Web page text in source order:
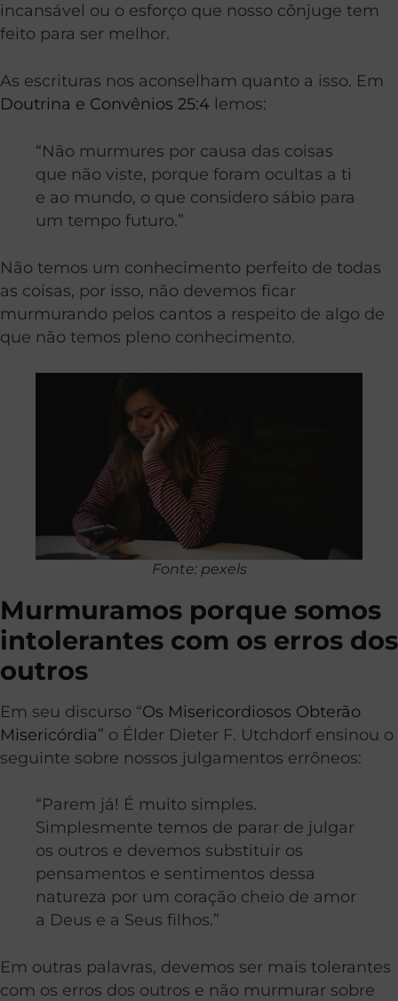
incansável ou o esforço que nosso cônjuge tem
feito para ser melhor.
As escrituras nos aconselham quanto a isso. Em
Doutrina e Convênios 25:4 lemos:
“Não murmures por causa das coisas
que não viste, porque foram ocultas a ti
e ao mundo, o que considero sábio para
um tempo futuro.”
Não temos um conhecimento perfeito de todas
as coisas, por isso, não devemos ficar
murmurando pelos cantos a respeito de algo de
que não temos pleno conhecimento.
Fonte: pexels
Murmuramos porque somos
intolerantes com os erros dos
outros
Em seu discurso “Os Misericordiosos Obterão
Misericórdia” o Élder Dieter F. Utchdorf ensinou o
seguinte sobre nossos julgamentos errôneos:
“Parem já! É muito simples.
Simplesmente temos de parar de julgar
os outros e devemos substituir os
pensamentos e sentimentos dessa
natureza por um coração cheio de amor
a Deus e a Seus filhos.”
Em outras palavras, devemos ser mais tolerantes
com os erros dos outros e não murmurar sobre